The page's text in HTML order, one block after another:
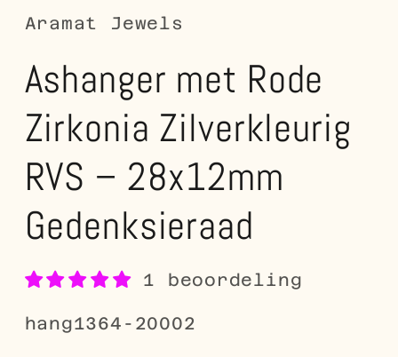
Aramat Jewels
Ashanger met Rode
Zirkonia Zilverkleurig
RVS – 28x12mm
Gedenksieraad
1 beoordeling
SKU:
hang1364-20002